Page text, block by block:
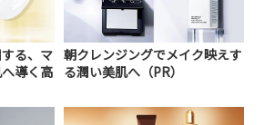
る、マ
導く高
朝クレンジングでメイク映えす
る潤い美肌へ（PR）